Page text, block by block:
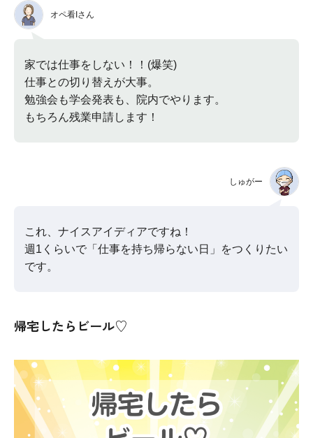
オペ看Iさん
家では仕事をしない！！(爆笑)
仕事との切り替えが大事。
勉強会も学会発表も、院内でやります。
もちろん残業申請します！
しゅがー
これ、ナイスアイディアですね！
週1くらいで「仕事を持ち帰らない日」をつくりたい
です。
帰宅したらビール♡